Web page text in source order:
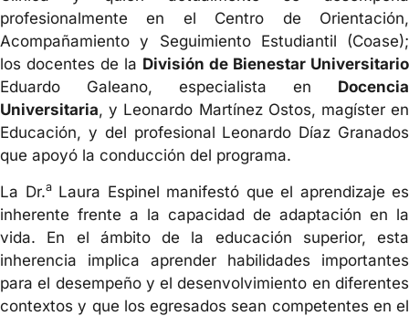
profesionalmente en el Centro de Orientación,
Acompañamiento y Seguimiento Estudiantil (Coase);
los docentes de la División de Bienestar Universitario
Eduardo Galeano, especialista en Docencia
Universitaria, y Leonardo Martínez Ostos, magíster en
Educación, y del profesional Leonardo Díaz Granados
que apoyó la conducción del programa.
La Dr.aLaura Espinel manifestó que el aprendizaje es
inherente frente a la capacidad de adaptación en la
vida. En el ámbito de la educación superior, esta
inherencia implica aprender habilidades importantes
para el desempeño y el desenvolvimiento en diferentes
contextos y que los egresados sean competentes en el